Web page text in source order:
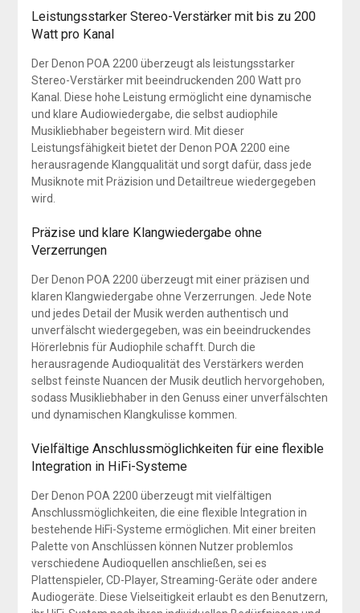
Leistungsstarker Stereo-Verstärker mit bis zu 200
Watt pro Kanal
Der Denon POA 2200 überzeugt als leistungsstarker
Stereo-Verstärker mit beeindruckenden 200 Watt pro
Kanal. Diese hohe Leistung ermöglicht eine dynamische
und klare Audiowiedergabe, die selbst audiophile
Musikliebhaber begeistern wird. Mit dieser
Leistungsfähigkeit bietet der Denon POA 2200 eine
herausragende Klangqualität und sorgt dafür, dass jede
Musiknote mit Präzision und Detailtreue wiedergegeben
wird.
Präzise und klare Klangwiedergabe ohne
Verzerrungen
Der Denon POA 2200 überzeugt mit einer präzisen und
klaren Klangwiedergabe ohne Verzerrungen. Jede Note
und jedes Detail der Musik werden authentisch und
unverfälscht wiedergegeben, was ein beeindruckendes
Hörerlebnis für Audiophile schafft. Durch die
herausragende Audioqualität des Verstärkers werden
selbst feinste Nuancen der Musik deutlich hervorgehoben,
sodass Musikliebhaber in den Genuss einer unverfälschten
und dynamischen Klangkulisse kommen.
Vielfältige Anschlussmöglichkeiten für eine flexible
Integration in HiFi-Systeme
Der Denon POA 2200 überzeugt mit vielfältigen
Anschlussmöglichkeiten, die eine flexible Integration in
bestehende HiFi-Systeme ermöglichen. Mit einer breiten
Palette von Anschlüssen können Nutzer problemlos
verschiedene Audioquellen anschließen, sei es
Plattenspieler, CD-Player, Streaming-Geräte oder andere
Audiogeräte. Diese Vielseitigkeit erlaubt es den Benutzern,